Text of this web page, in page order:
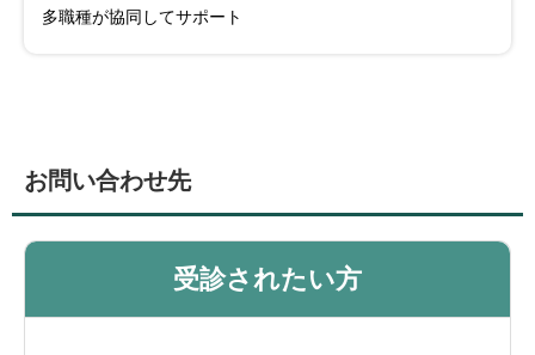
多職種が協同してサポート
お問い合わせ先
受診されたい方